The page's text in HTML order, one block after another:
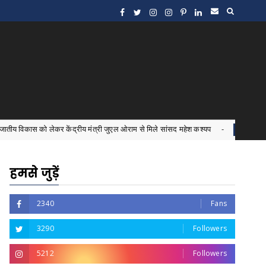
लेकर केंद्रीय मंत्री जुएल ओराम से मिले सांसद महेश कश्यप Bastar News
हमसे जुड़ें
2340 Fans
3290 Followers
5212 Followers